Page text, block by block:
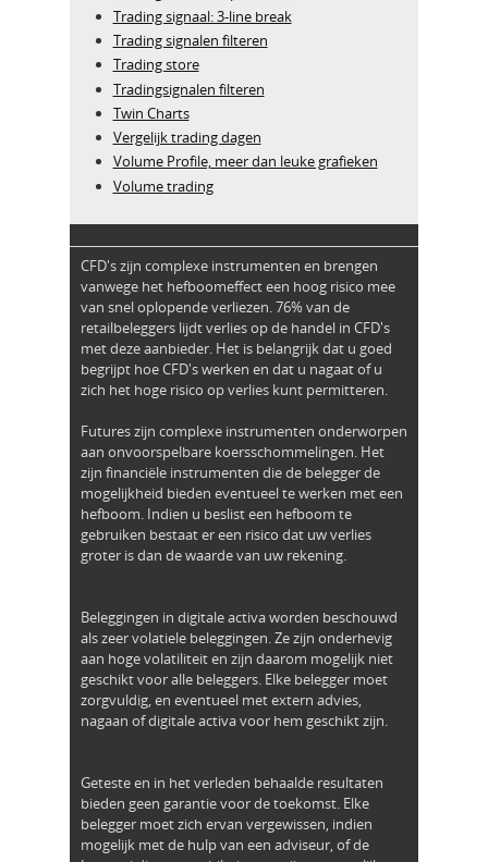
Trading signaal: 3-line break
Trading signalen filteren
Trading store
Tradingsignalen filteren
Twin Charts
Vergelijk trading dagen
Volume Profile, meer dan leuke grafieken
Volume trading
CFD's zijn complexe instrumenten en brengen
vanwege het hefboomeffect een hoog risico mee
van snel oplopende verliezen. 76% van de
retailbeleggers lijdt verlies op de handel in CFD's
met deze aanbieder. Het is belangrijk dat u goed
begrijpt hoe CFD's werken en dat u nagaat of u
zich het hoge risico op verlies kunt permitteren.
Futures zijn complexe instrumenten onderworpen
aan onvoorspelbare koersschommelingen. Het
zijn financiële instrumenten die de belegger de
mogelijkheid bieden eventueel te werken met een
hefboom. Indien u beslist een hefboom te
gebruiken bestaat er een risico dat uw verlies
groter is dan de waarde van uw rekening.
Beleggingen in digitale activa worden beschouwd
als zeer volatiele beleggingen. Ze zijn onderhevig
aan hoge volatiliteit en zijn daarom mogelijk niet
geschikt voor alle beleggers. Elke belegger moet
zorgvuldig, en eventueel met extern advies,
nagaan of digitale activa voor hem geschikt zijn.
Geteste en in het verleden behaalde resultaten
bieden geen garantie voor de toekomst. Elke
belegger moet zich ervan vergewissen, indien
mogelijk met de hulp van een adviseur, of de